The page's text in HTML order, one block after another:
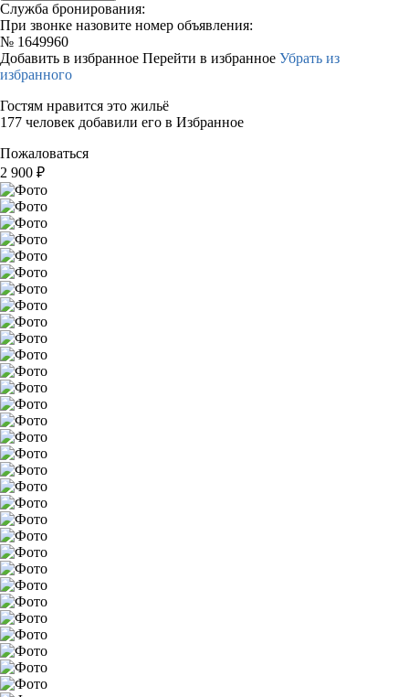
Служба бронирования:
При звонке назовите номер объявления:
№ 1649960
Добавить в избранное Перейти в избранное Убрать из
избранного
Гостям нравится это жильё
177 человек добавили его в Избранное
Пожаловаться
2 900 ₽